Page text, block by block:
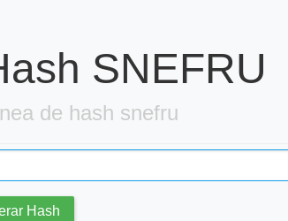
SNEFRU
de hash snefru
Hash